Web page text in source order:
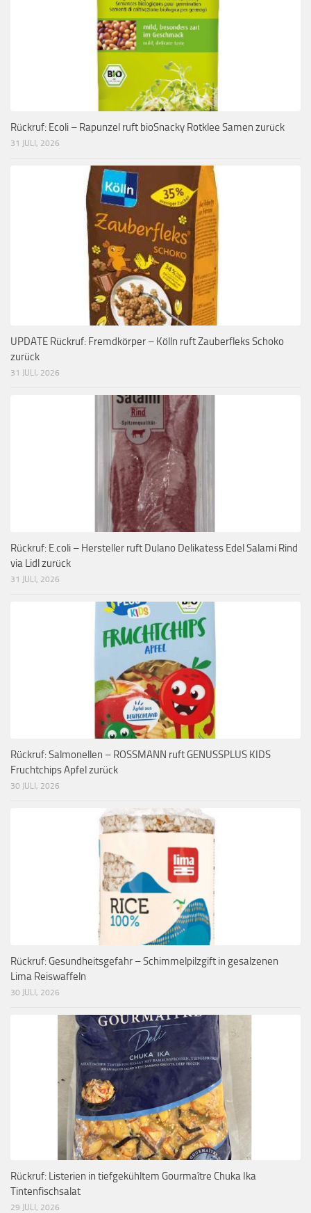
Rückruf: Ecoli – Rapunzel ruft bioSnacky Rotklee Samen zurück
31 JULI, 2026
UPDATE Rückruf: Fremdkörper – Kölln ruft Zauberfleks Schoko
zurück
31 JULI, 2026
Rückruf: E.coli – Hersteller ruft Dulano Delikatess Edel Salami Rind
via Lidl zurück
31 JULI, 2026
Rückruf: Salmonellen – ROSSMANN ruft GENUSSPLUS KIDS
Fruchtchips Apfel zurück
30 JULI, 2026
Rückruf: Gesundheitsgefahr – Schimmelpilzgift in gesalzenen
Lima Reiswaffeln
30 JULI, 2026
Rückruf: Listerien in tiefgekühltem Gourmaître Chuka Ika
Tintenfischsalat
29 JULI, 2026